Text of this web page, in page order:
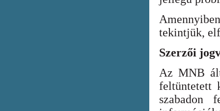
tekintjük,
Szerzői
Az MNB
feltüntetett
szabadon